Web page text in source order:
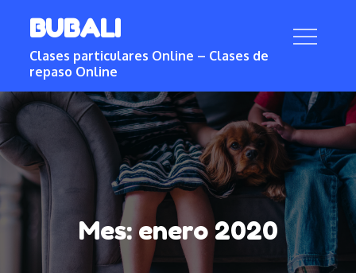
content
BUBALI
Clases particulares Online – Clases de
repaso Online
Mes:enero 2020